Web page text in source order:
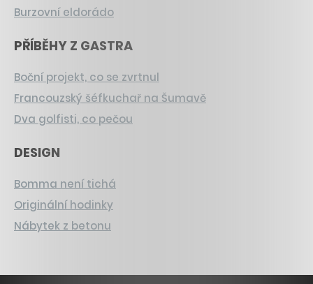
Burzovní eldorádo
PŘÍBĚHY Z GASTRA
Boční projekt, co se zvrtnul
Francouzský šéfkuchař na Šumavě
Dva golfisti, co pečou
DESIGN
Bomma není tichá
Originální hodinky
Nábytek z betonu